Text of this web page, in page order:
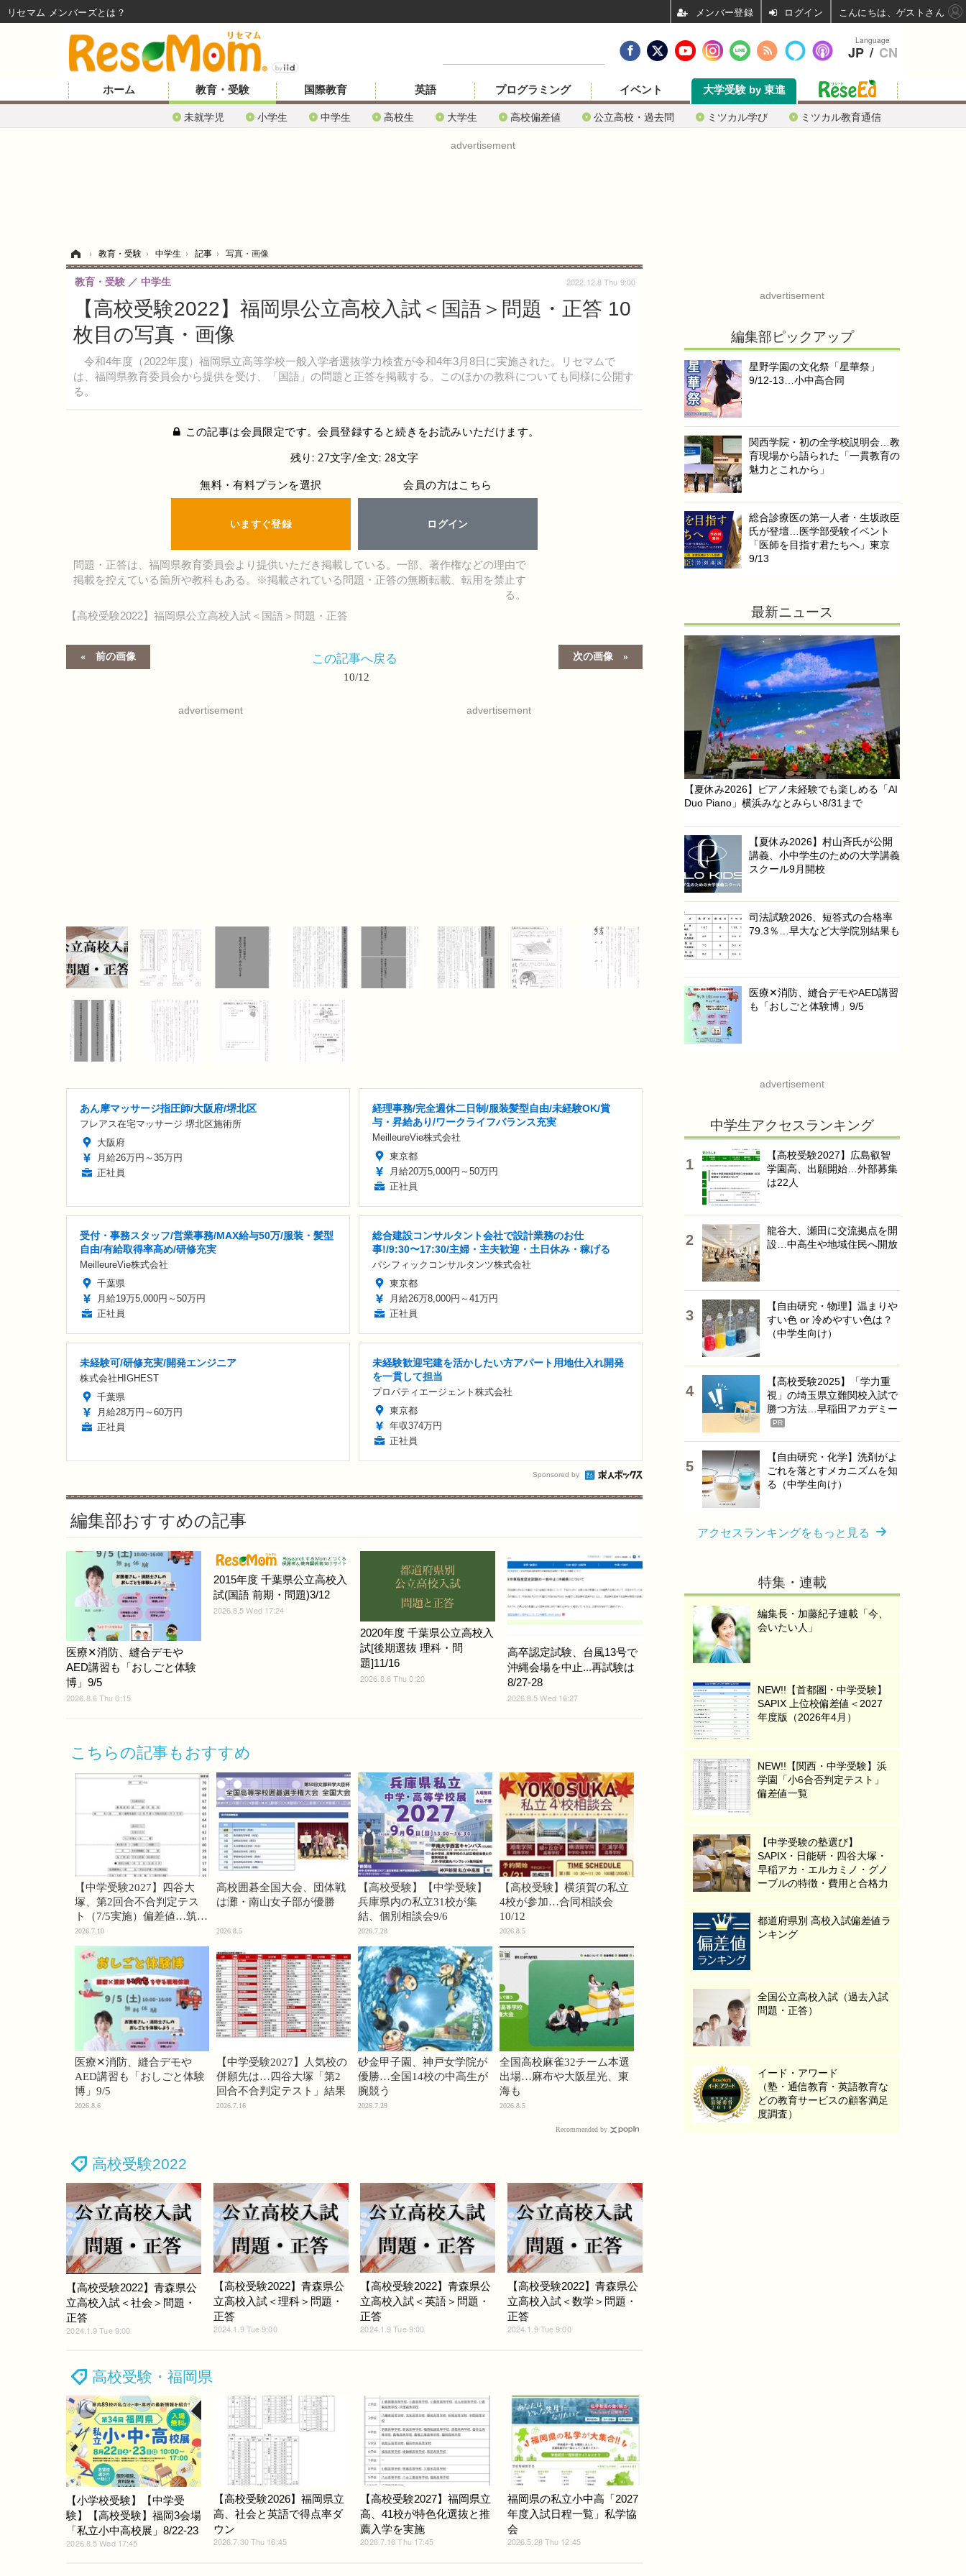
ホーム 教育・受験
未就学児 小学生 中学生 高校生 大学生 高校偏差値 公立高校・過去問 ミツカル学び ミツカル教育通信
国際教育 英語 プログラミング イベント 大学受験 by 東進
advertisement
› 教育・受験 › 中学生 › 記事 › 写真・画像
【高校受験2022】福岡県公立高校入試＜国語＞問題・正答 10
枚目の写真・画像
令和4年度（2022年度）福岡県立高等学校一般入学者選抜学力検査が令和4年3月8日に実施された。リセマムで
は、福岡県教育委員会から提供を受け、「国語」の問題と正答を掲載する。このほかの教科についても同様に公開す
る。
教育・受験 中学生 2022.12.8 Thu 9:00
この記事は会員限定です。会員登録すると続きをお読みいただけます。
残り: 27文字/全文: 28文字
無料・有料プランを選択
いますぐ登録
会員の方はこちら
ログイン
問題・正答は、福岡県教育委員会より提供いただき掲載している。一部、著作権などの理由で
掲載を控えている箇所や教科もある。※掲載されている問題・正答の無断転載、転用を禁止す
る。
【高校受験2022】福岡県公立高校入試＜国語＞問題・正答
前の画像 次の画像
この記事へ戻る
10/12
advertisement advertisement
あん摩マッサージ指圧師/大阪府/堺北区
フレアス在宅マッサージ 堺北区施術所
大阪府
月給26万円～35万円
正社員
経理事務/完全週休二日制/服装髪型自由/未経験OK/賞
与・昇給あり/ワークライフバランス充実
MeilleureVie株式会社
東京都
月給20万5,000円～50万円
正社員
受付・事務スタッフ/営業事務/MAX給与50万/服装・髪型
自由/有給取得率高め/研修充実
MeilleureVie株式会社
千葉県
月給19万5,000円～50万円
正社員
総合建設コンサルタント会社で設計業務のお仕
事!/9:30〜17:30/主婦・主夫歓迎・土日休み・稼げる
パシフィックコンサルタンツ株式会社
東京都
月給26万8,000円～41万円
正社員
未経験可/研修充実/開発エンジニア
株式会社HIGHEST
千葉県
月給28万円～60万円
正社員
未経験歓迎宅建を活かしたい方アパート用地仕入れ開発
を一貫して担当
プロパティエージェント株式会社
東京都
年収374万円
正社員
Sponsored by
編集部おすすめの記事
医療✕消防、縫合デモや
AED講習も「おしごと体験
博」9/5
2026.8.6 Thu 0:15
2015年度 千葉県公立高校入
試(国語 前期・問題)3/12
2026.8.5 Wed 17:24
2020年度 千葉県公立高校入
試[後期選抜 理科・問
題]11/16
2026.8.6 Thu 0:20
高卒認定試験、台風13号で
沖縄会場を中止...再試験は
8/27-28
2026.8.5 Wed 16:27
こちらの記事もおすすめ
【中学受験2027】四谷大
塚、第2回合不合判定テス
ト（7/5実施）偏差値…筑駒
74・桜蔭70＜PR＞
2026.7.10
高校囲碁全国大会、団体戦
は灘・南山女子部が優勝
2026.8.5
【高校受験】【中学受験】
兵庫県内の私立31校が集
結、個別相談会9/6
2026.7.28
【高校受験】横須賀の私立
4校が参加…合同相談会
10/12
2026.8.5
医療✕消防、縫合デモや
AED講習も「おしごと体験
博」9/5
2026.8.6
【中学受験2027】人気校の
併願先は…四谷大塚「第2
回合不合判定テスト」結果
2026.7.16
砂金甲子園、神戸女学院が
優勝…全国14校の中高生が
腕競う
2026.7.29
全国高校麻雀32チーム本選
出場…麻布や大阪星光、東
海も
2026.8.5
Recommended by
高校受験2022
【高校受験2022】青森県公
立高校入試＜社会＞問題・
正答
2024.1.9 Tue 9:00
【高校受験2022】青森県公
立高校入試＜理科＞問題・
正答
2024.1.9 Tue 9:00
【高校受験2022】青森県公
立高校入試＜英語＞問題・
正答
2024.1.9 Tue 9:00
【高校受験2022】青森県公
立高校入試＜数学＞問題・
正答
2024.1.9 Tue 9:00
高校受験・福岡県
【小学校受験】【中学受
験】【高校受験】福岡3会場
「私立小中高校展」8/22-23
2026.8.5 Wed 17:45
【高校受験2026】福岡県立
高、社会と英語で得点率ダ
ウン
2026.7.30 Thu 16:45
【高校受験2027】福岡県立
高、41校が特色化選抜と推
薦入学を実施
2026.7.16 Thu 17:45
福岡県の私立小中高「2027
年度入試日程一覧」私学協
会
2026.5.28 Thu 12:45
advertisement
編集部ピックアップ
星野学園の文化祭「星華祭」
9/12-13…小中高合同
関西学院・初の全学校説明会…教
育現場から語られた「一貫教育の
魅力とこれから」
総合診療医の第一人者・生坂政臣
氏が登壇…医学部受験イベント
「医師を目指す君たちへ」東京
9/13
最新ニュース
【夏休み2026】ピアノ未経験でも楽しめる「AI
Duo Piano」横浜みなとみらい8/31まで
【夏休み2026】村山斉氏が公開
講義、小中学生のための大学講義
スクール9月開校
司法試験2026、短答式の合格率
79.3％…早大など大学院別結果も
医療✕消防、縫合デモやAED講習
も「おしごと体験博」9/5
advertisement
中学生アクセスランキング
【高校受験2027】広島叡智
学園高、出願開始…外部募集
は22人
龍谷大、瀬田に交流拠点を開
設…中高生や地域住民へ開放
【自由研究・物理】温まりや
すい色 or 冷めやすい色は？
（中学生向け）
【高校受験2025】「学力重
視」の埼玉県立難関校入試で
勝つ方法…早稲田アカデミー
PR
【自由研究・化学】洗剤がよ
ごれを落とすメカニズムを知
る（中学生向け）
アクセスランキングをもっと見る
特集・連載
編集長・加藤紀子連載「今、
会いたい人」
NEW!!【首都圏・中学受験】
SAPIX 上位校偏差値＜2027
年度版（2026年4月）
NEW!!【関西・中学受験】浜
学園「小6合否判定テスト」
偏差値一覧
【中学受験の塾選び】
SAPIX・日能研・四谷大塚・
早稲アカ・エルカミノ・グノ
ーブルの特徴・費用と合格力
都道府県別 高校入試偏差値ラ
ンキング
全国公立高校入試（過去入試
問題・正答）
イード・アワード
（塾・通信教育・英語教育な
どの教育サービスの顧客満足
度調査）
Language
JP / CN
リセマム メンバーズ ログイン こんにちは、ゲストさん